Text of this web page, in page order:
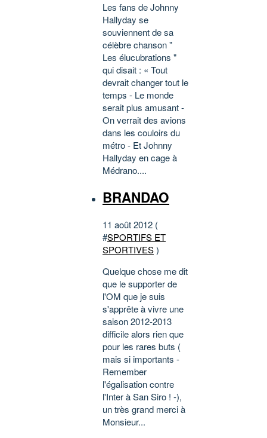
Les fans de Johnny
Hallyday se
souviennent de sa
célèbre chanson "
Les élucubrations "
qui disait : « Tout
devrait changer tout le
temps - Le monde
serait plus amusant -
On verrait des avions
dans les couloirs du
métro - Et Johnny
Hallyday en cage à
Médrano....
BRANDAO
11 août 2012 (
#SPORTIFS ET
SPORTIVES)
Quelque chose me dit
que le supporter de
l'OM que je suis
s'apprête à vivre une
saison 2012-2013
difficile alors rien que
pour les rares buts (
mais si importants -
Remember
l'égalisation contre
l'Inter à San Siro ! -),
un très grand merci à
Monsieur...